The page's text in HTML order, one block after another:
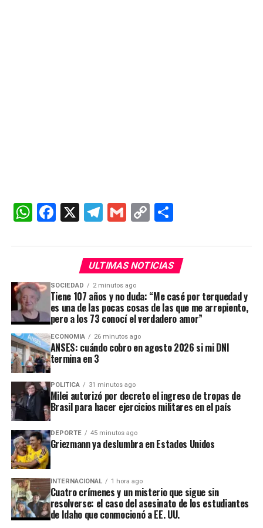
W
at
A
p
p
F
ce
o
o
k
X
T
e
gr
a
m
G
ail
C
py
Li
n
k
m
p
ar
tir
ULTIMAS NOTICIAS
SOCIEDAD 2 minutos ago
Tiene 107 años y no duda: “Me casé por terquedad y
es una de las pocas cosas de las que me arrepiento,
pero a los 73 conocí el verdadero amor”
ECONOMIA 26 minutos ago
ANSES: cuándo cobro en agosto 2026 si mi DNI
termina en 3
POLITICA 31 minutos ago
Milei autorizó por decreto el ingreso de tropas de
Brasil para hacer ejercicios militares en el país
DEPORTE 45 minutos ago
Griezmann ya deslumbra en Estados Unidos
INTERNACIONAL 1 hora ago
Cuatro crímenes y un misterio que sigue sin
resolverse: el caso del asesinato de los estudiantes
de Idaho que conmocionó a EE. UU.